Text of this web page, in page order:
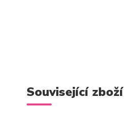
Související zboží